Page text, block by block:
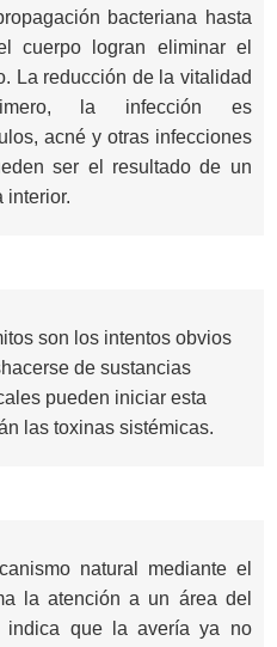
bacteriana hasta
cuerpo logran eliminar el
La reducción de la vitalidad
la infección es
acné y otras infecciones
ser el resultado de un
interior.
son los intentos obvios
de sustancias
pueden iniciar esta
las toxinas sistémicas.
natural mediante el
la atención a un área del
indica que la avería ya no